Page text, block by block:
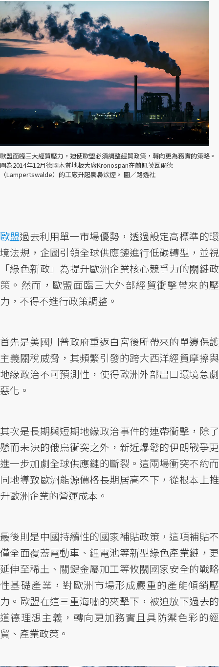
歐盟面臨三大經貿壓力，迫使歐盟必須調整經貿政策，轉向更為務實的策略。
圖為2014年12月德國木質地板大廠Kronospan在蘭佩茨瓦爾德
（Lampertswalde）的工廠升起裊裊炊煙。 圖／路透社
歐盟過去利用單一市場優勢，透過設定高標準的環
境法規，企圖引領全球供應鏈進行低碳轉型，並視
「綠色新政」為提升歐洲企業核心競爭力的關鍵政
策。然而，歐盟面臨三大外部經貿衝擊帶來的壓
力，不得不進行政策調整。
首先是美國川普政府重返白宮後所帶來的單邊保護
主義關稅威脅，其頻繁引發的跨大西洋經貿摩擦與
地緣政治不可預測性，使得歐洲外部出口環境急劇
惡化。
其次是長期與短期地緣政治事件的連帶衝擊，除了
懸而未決的俄烏衝突之外，新近爆發的伊朗戰爭更
進一步加劇全球供應鏈的斷裂。這兩場衝突不約而
同地導致歐洲能源價格長期居高不下，從根本上推
升歐洲企業的營運成本。
最後則是中國持續性的國家補貼政策，這項補貼不
僅全面覆蓋電動車、鋰電池等新型綠色產業鏈，更
延伸至稀土、關鍵金屬加工等攸關國家安全的戰略
性基礎產業，對歐洲市場形成嚴重的產能傾銷壓
力。歐盟在這三重海嘯的夾擊下，被迫放下過去的
道德理想主義，轉向更加務實且具防禦色彩的經
貿、產業政策。